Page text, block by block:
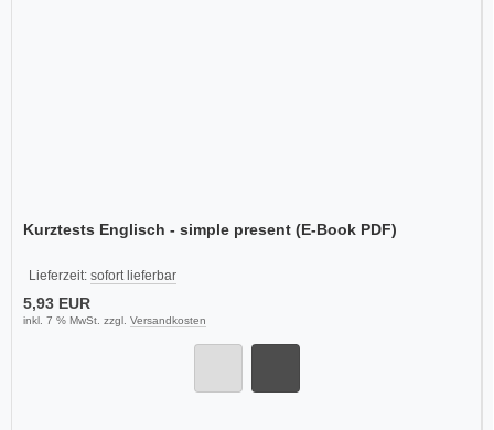
Kurztests Englisch - simple present (E-Book PDF)
Lieferzeit: sofort lieferbar
5,93 EUR
inkl. 7 % MwSt. zzgl. Versandkosten